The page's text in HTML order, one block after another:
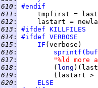
610 :
#endif
611 :
tmpfirst =
612 :
613 : #ifdef KILLFILES
614 : #ifdef VERBOSE
615 : IF
616 : sprintf ( buf
617 :
"%ld
618 :
         (
long
619 :
(lastart
620 :
ELSE